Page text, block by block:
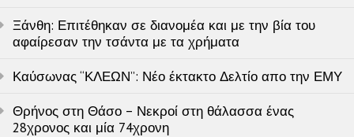
Ξάνθη: Επιτέθηκαν σε διανομέα και με την βία του
αφαίρεσαν την τσάντα με τα χρήματα
Καύσωνας “ΚΛΕΩΝ”: Νέο έκτακτο Δελτίο απο την ΕΜΥ
Θρήνος στη Θάσο – Νεκροί στη θάλασσα ένας
28χρονος και μία 74χρονη